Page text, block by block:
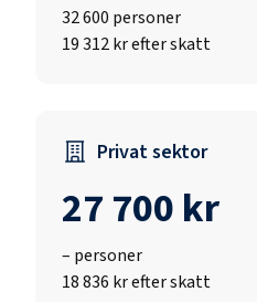
32 600 personer
19 312 kr efter skatt
Privat sektor
27 700 kr
– personer
18 836 kr efter skatt